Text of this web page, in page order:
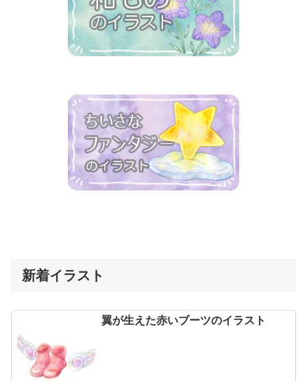
新着イラスト
翼が生えた赤いブーツのイラスト